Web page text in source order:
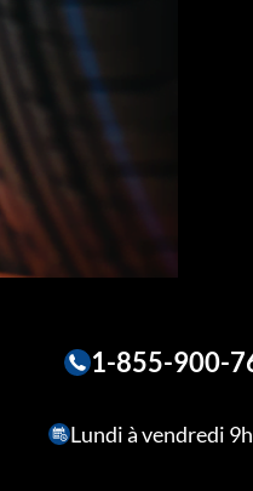
1-855-900-
Lundi à vendredi